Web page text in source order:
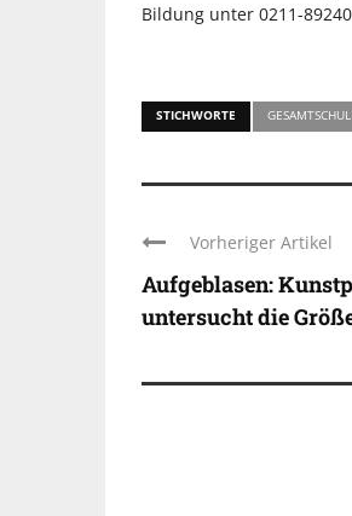
Bildung unter 0211-
STICHWORTE
Vorheriger Artikel
Aufgeblasen:
untersucht die